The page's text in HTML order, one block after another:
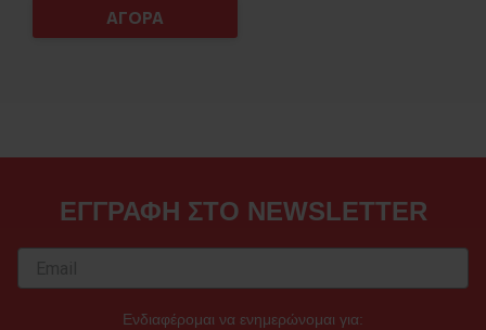
ΑΓΟΡΑ
ΕΓΓΡΑΦΗ ΣΤΟ NEWSLETTER
Ενδιαφέρομαι να ενημερώνομαι για: